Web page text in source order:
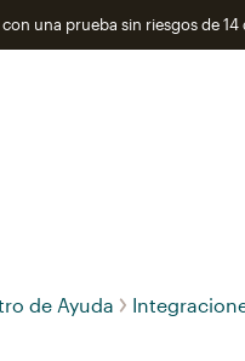
una prueba sin riesgos de 14
de Ayuda